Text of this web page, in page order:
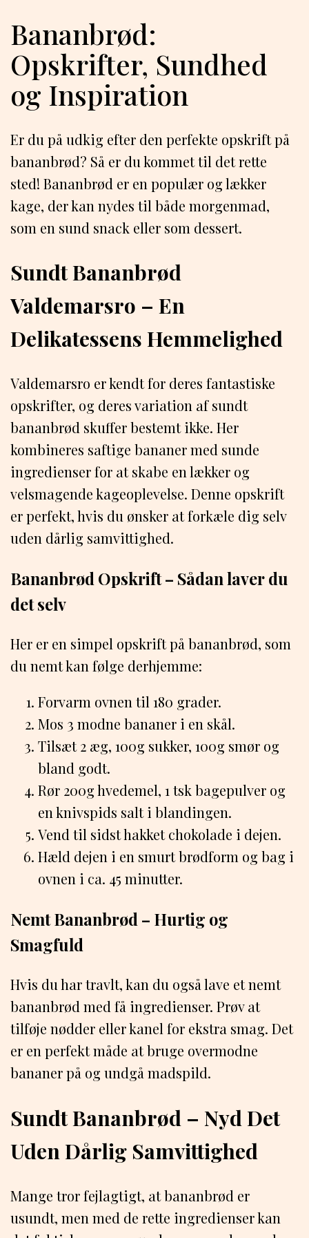
Bananbrød:
Opskrifter, Sundhed
og Inspiration
Er du på udkig efter den perfekte opskrift på
bananbrød? Så er du kommet til det rette
sted! Bananbrød er en populær og lækker
kage, der kan nydes til både morgenmad,
som en sund snack eller som dessert.
Sundt Bananbrød
Valdemarsro – En
Delikatessens Hemmelighed
Valdemarsro er kendt for deres fantastiske
opskrifter, og deres variation af sundt
bananbrød skuffer bestemt ikke. Her
kombineres saftige bananer med sunde
ingredienser for at skabe en lækker og
velsmagende kageoplevelse. Denne opskrift
er perfekt, hvis du ønsker at forkæle dig selv
uden dårlig samvittighed.
Bananbrød Opskrift – Sådan laver du
det selv
Her er en simpel opskrift på bananbrød, som
du nemt kan følge derhjemme:
Forvarm ovnen til 180 grader.
Mos 3 modne bananer i en skål.
Tilsæt 2 æg, 100g sukker, 100g smør og
bland godt.
Rør 200g hvedemel, 1 tsk bagepulver og
en knivspids salt i blandingen.
Vend til sidst hakket chokolade i dejen.
Hæld dejen i en smurt brødform og bag i
ovnen i ca. 45 minutter.
Nemt Bananbrød – Hurtig og
Smagfuld
Hvis du har travlt, kan du også lave et nemt
bananbrød med få ingredienser. Prøv at
tilføje nødder eller kanel for ekstra smag. Det
er en perfekt måde at bruge overmodne
bananer på og undgå madspild.
Sundt Bananbrød – Nyd Det
Uden Dårlig Samvittighed
Mange tror fejlagtigt, at bananbrød er
usundt, men med de rette ingredienser kan